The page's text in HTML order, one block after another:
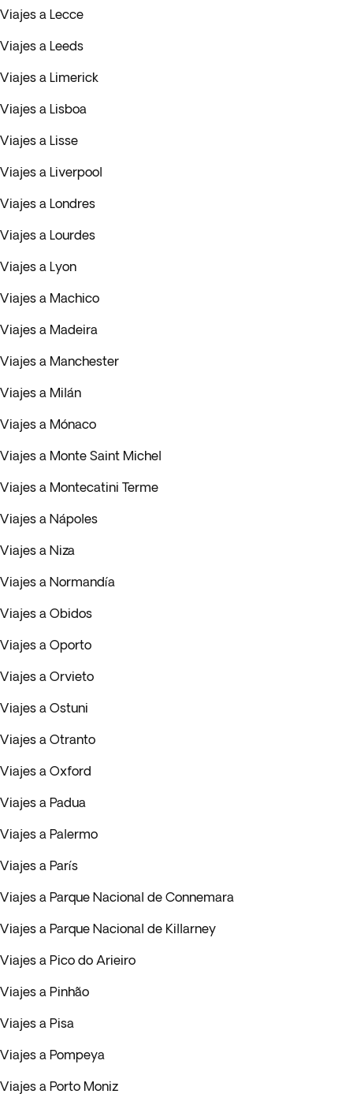
Viajes a Lecce
Viajes a Leeds
Viajes a Limerick
Viajes a Lisboa
Viajes a Lisse
Viajes a Liverpool
Viajes a Londres
Viajes a Lourdes
Viajes a Lyon
Viajes a Machico
Viajes a Madeira
Viajes a Manchester
Viajes a Milán
Viajes a Mónaco
Viajes a Monte Saint Michel
Viajes a Montecatini Terme
Viajes a Nápoles
Viajes a Niza
Viajes a Normandía
Viajes a Obidos
Viajes a Oporto
Viajes a Orvieto
Viajes a Ostuni
Viajes a Otranto
Viajes a Oxford
Viajes a Padua
Viajes a Palermo
Viajes a París
Viajes a Parque Nacional de Connemara
Viajes a Parque Nacional de Killarney
Viajes a Pico do Arieiro
Viajes a Pinhão
Viajes a Pisa
Viajes a Pompeya
Viajes a Porto Moniz